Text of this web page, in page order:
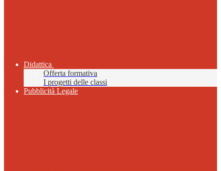
Didattica
Offerta formativa
I progetti delle classi
Pubblicità Legale